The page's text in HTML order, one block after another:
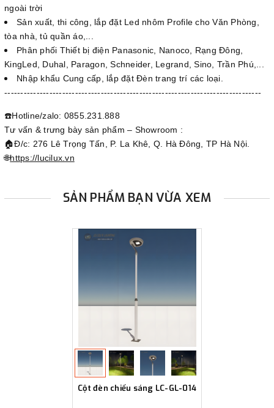
ngoài trời
Sản xuất, thi công, lắp đặt Led nhôm Profile cho Văn Phòng,
tòa nhà, tủ quần áo,...
Phân phối Thiết bị điện Panasonic, Nanoco, Rạng Đông,
KingLed, Duhal, Paragon, Schneider, Legrand, Sino, Trần Phú,...
Nhập khẩu Cung cấp, lắp đặt Đèn trang trí các loại.
--------------------------------------------------------------------------------
☎️Hotline/zalo: 0855.231.888
Tư vấn & trưng bày sản phẩm – Showroom :
🏠Đ/c: 276 Lê Trọng Tấn, P. La Khê, Q. Hà Đông, TP Hà Nội.
🌐https://lucilux.vn
SẢN PHẨM BẠN VỪA XEM
Cột đèn chiếu sáng LC-GL-014